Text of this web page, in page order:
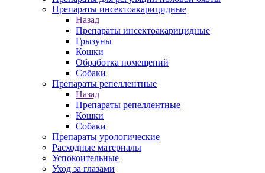
Препараты инсектоакарицидные
Назад
Препараты инсектоакарицидные
Грызуны
Кошки
Обработка помещений
Собаки
Препараты репеллентные
Назад
Препараты репеллентные
Кошки
Собаки
Препараты урологические
Расходные материалы
Успокоительные
Уход за глазами